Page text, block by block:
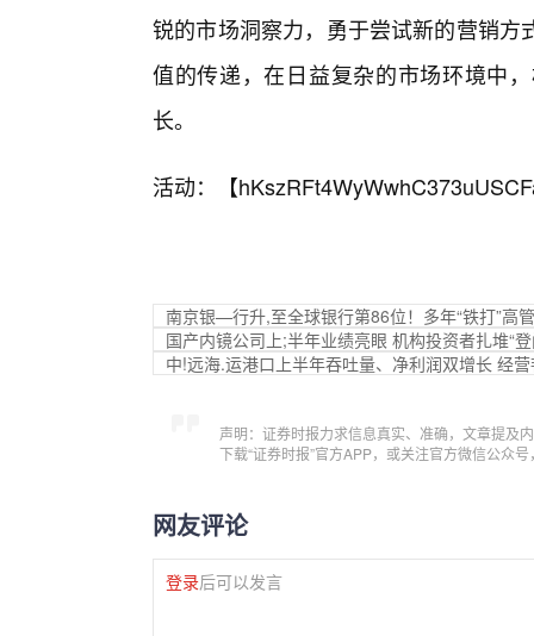
锐的市场洞察力，勇于尝试新的营销
值的传递，在日益复杂的市场环境中
长。
活动：【
南京银—行升,至全球银行第86位！多年“铁打”高
国产内镜公司上;半年业绩亮眼 机构投资者扎堆“登
中!远海.运港口上半年吞吐量、净利润双增长 经
声明：证券时报力求信息真实、准确，文章提及
下载“证券时报”官方APP，或关注官方微信公众
网友评论
登录后可以发言